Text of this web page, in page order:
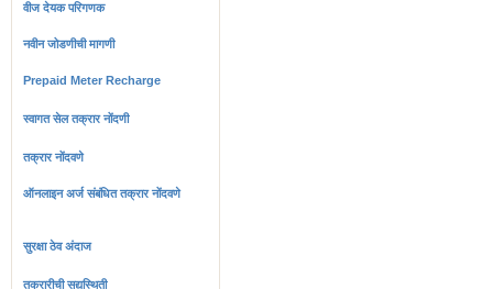
वीज देयक परिगणक
नवीन जोडणीची मागणी
Prepaid Meter Recharge
स्वागत सेल तक्रार नोंदणी
तक्रार नोंदवणे
ऑनलाइन अर्ज संबंधित तक्रार नोंदवणे
सुरक्षा ठेव अंदाज
तक्रारीची सद्यस्थिती